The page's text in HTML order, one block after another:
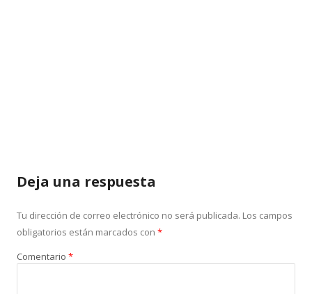
Deja una respuesta
Tu dirección de correo electrónico no será publicada. Los campos
obligatorios están marcados con *
Comentario *